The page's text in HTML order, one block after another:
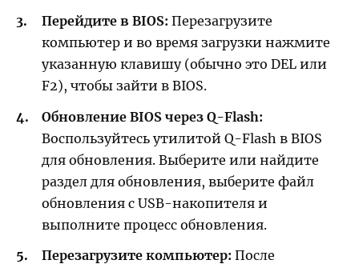
Перейдите в BIOS: Перезагрузите
компьютер и во время загрузки нажмите
указанную клавишу (обычно это DEL или
F2), чтобы зайти в BIOS.
Обновление BIOS через Q-Flash:
Воспользуйтесь утилитой Q-Flash в BIOS
для обновления. Выберите или найдите
раздел для обновления, выберите файл
обновления с USB-накопителя и
выполните процесс обновления.
Перезагрузите компьютер: После